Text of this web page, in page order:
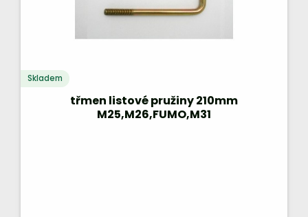
Skladem
třmen listové pružiny 210mm
M25,M26,FUMO,M31